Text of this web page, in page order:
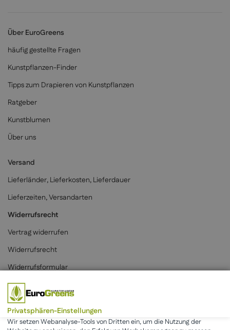
Über EuroGreens
häufig gestellte Fragen
Kunstpflanzen-Finder
Tipps zum Drapieren von Kunstpflanzen
Ratgeber
Kunstblumen
Über uns
Versand
Lieferländer, Lieferkosten, Lieferdauer
Lieferzeiten, Versandarten
Widerrufsrecht
Vertrag widerrufen
Widerrufsrecht
Widerrufsformular
Zahlungsarten
Privatsphären-Einstellungen
Wir setzen Webanalyse-Tools von Dritten ein, um die Nutzung der